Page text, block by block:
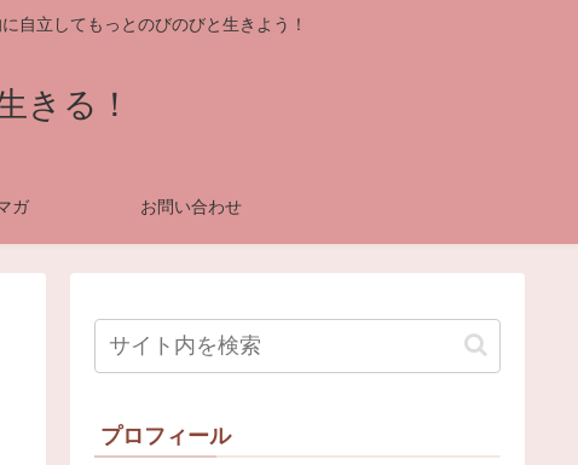
自立してもっとのびのびと生きよう！
きる！
ガ お問い合わせ
プロフィール